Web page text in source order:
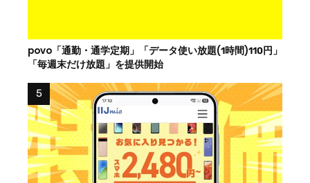
povo「通勤・通学定期」「データ使い放題(1時間)110円」
「毎週末だけ放題」を提供開始